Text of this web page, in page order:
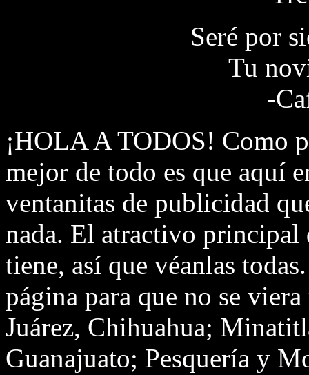
Seré por
Tu
-
¡HOLA A TODOS! Como
mejor de todo es que aquí
ventanitas de publicidad
nada. El atractivo principal
tiene, así que véanlas
página para que no se
Juárez, Chihuahua;
Guanajuato; Pesquería y